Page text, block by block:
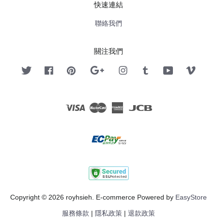
快速連結
聯絡我們
關注我們
Twitter FacebookPinterest Google InstagramTumblr YouTube
Visa Master American
Copyright © 2026 royhsieh. E-commerce Powered by EasyStore
服務條款 隱私政策 退款政策